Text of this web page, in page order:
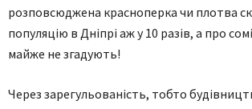
розповсюджена красноперка чи плотва
популяцію в Дніпрі аж у 10 разів, а про
майже не згадують!
Через зарегульованість, тобто